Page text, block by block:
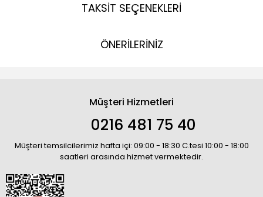
TAKSİT SEÇENEKLERİ
ÖNERİLERİNİZ
Müşteri Hizmetleri
0216 481 75 40
Müşteri temsilcilerimiz hafta içi: 09:00 - 18:30 C.tesi 10:00 - 18:00
saatleri arasında hizmet vermektedir.